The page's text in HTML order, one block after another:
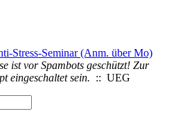
Stress-Seminar (Anm. über Mo)
ist vor Spambots geschützt! Zur
eingeschaltet sein. :: UEG